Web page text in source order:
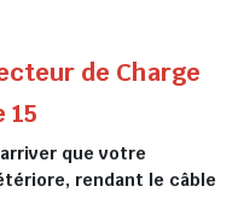
de Charge
15
que votre
rendant le câble